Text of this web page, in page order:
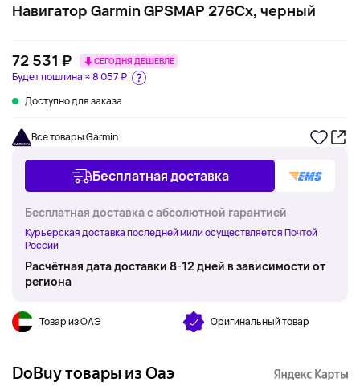
Навигатор Garmin GPSMAP 276Cx, черный
Будет пошлина ≈8 057 ₽
72 531 ₽ СЕГОДНЯ ДЕШЕВЛЕ
Доступно для заказа
Все товары Garmin
Бесплатная доставка
Бесплатная доставка с абсолютной гарантией
Курьерская доставка последней мили осуществляется Почтой
России
Расчётная дата доставки 8-12 дней в зависимости от
региона
Товар из ОАЭ Оригинальный товар